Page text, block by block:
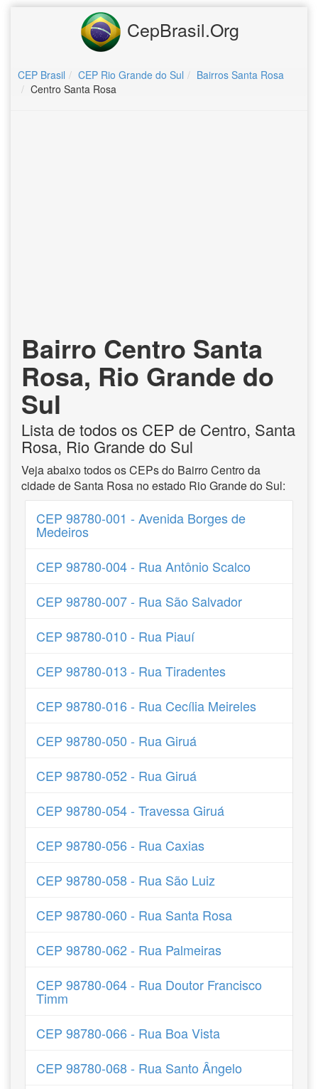
CepBrasil.Org
CEP Brasil CEP Rio Grande do Sul
Bairros Santa Rosa
Centro Santa Rosa
Bairro Centro Santa
Rosa, Rio Grande do
Sul
Lista de todos os CEP de Centro, Santa
Rosa, Rio Grande do Sul
Veja abaixo todos os CEPs do Bairro Centro da
cidade de Santa Rosa no estado Rio Grande do Sul:
CEP 98780-001 - Avenida Borges de
Medeiros
CEP 98780-004 - Rua Antônio Scalco
CEP 98780-007 - Rua São Salvador
CEP 98780-010 - Rua Piauí
CEP 98780-013 - Rua Tiradentes
CEP 98780-016 - Rua Cecília Meireles
CEP 98780-050 - Rua Giruá
CEP 98780-052 - Rua Giruá
CEP 98780-054 - Travessa Giruá
CEP 98780-056 - Rua Caxias
CEP 98780-058 - Rua São Luiz
CEP 98780-060 - Rua Santa Rosa
CEP 98780-062 - Rua Palmeiras
CEP 98780-064 - Rua Doutor Francisco
Timm
CEP 98780-066 - Rua Boa Vista
CEP 98780-068 - Rua Santo Ângelo